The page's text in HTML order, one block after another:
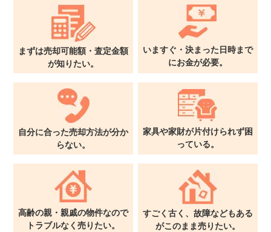
まずは売却可能額・査定金額
が知りたい。
いますぐ・決まった日時まで
にお金が必要。
自分に合った売却方法が分か
らない。
家具や家財が片付けられず困
っている。
高齢の親・親戚の物件なので
トラブルなく売りたい。
すごく古く、故障などもある
がこのまま売りたい。